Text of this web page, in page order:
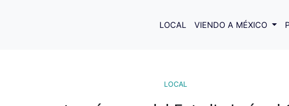
LOCAL VIENDO A MÉXICO
LOCAL